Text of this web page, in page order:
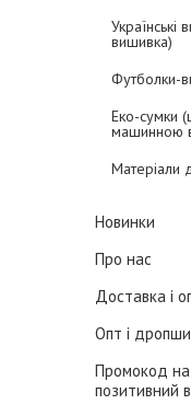
вишивка)
Футболки-
Еко-сумки
машинною
Матеріали
Новинки
Про нас
Доставка і
Опт і
Промокод
позитивний